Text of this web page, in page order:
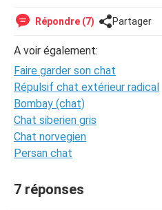
Répondre (7) Partager
A voir également:
Faire garder son chat
Répulsif chat extérieur radical
Bombay (chat)
Chat siberien gris
Chat norvegien
Persan chat
7 réponses